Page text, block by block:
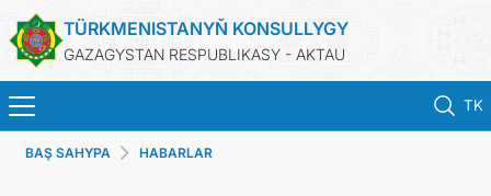
TÜRKMENISTANYŇ KONSULLYGY
GAZAGYSTAN RESPUBLIKASY - AKTAU
TK
BAŞ SAHYPA
BAŞ SAHYPA HABARLAR